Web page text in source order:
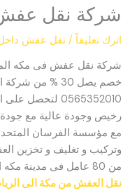
شركة نقل
اترك تعليقاً / نقل عفش
شركة نقل عفش فى مكه
خصم يصل 30 %
0565352010
رخيص وجودة عالية مع جودة
مع مؤسسة الفرسان
وتركيب و تغليف و تخزين
من 80 عامل فى مدينة مكه المكرمه و الرياض مع وجود امكانية
نقل العفش من مكة الى